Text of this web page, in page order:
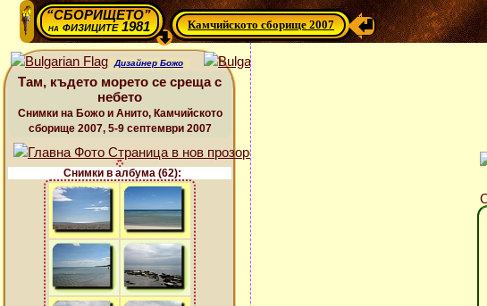
“СБОРИЩЕТО”
нафизиците 1981 Камчийското сборище 2007
Дизайнер Божо
Там, където морето се среща с
небето
Снимки на Божо и Анито, Камчийското
сборище 2007, 5-9 септември 2007
Снимки в албума (62):